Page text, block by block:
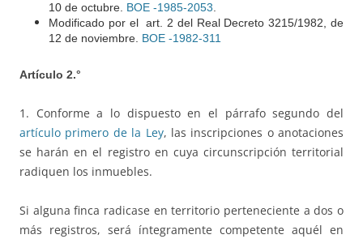
10 de octubre. BOE -1985-2053.
Modificado por el art. 2 del Real Decreto 3215/1982, de
12 de noviembre. BOE -1982-311
Artículo 2.°
1. Conforme a lo dispuesto en el párrafo segundo del
artículo primero de la Ley, las inscripciones o anotaciones
se harán en el registro en cuya circunscripción territorial
radiquen los inmuebles.
Si alguna finca radicase en territorio perteneciente a dos o
más registros, será íntegramente competente aquél en